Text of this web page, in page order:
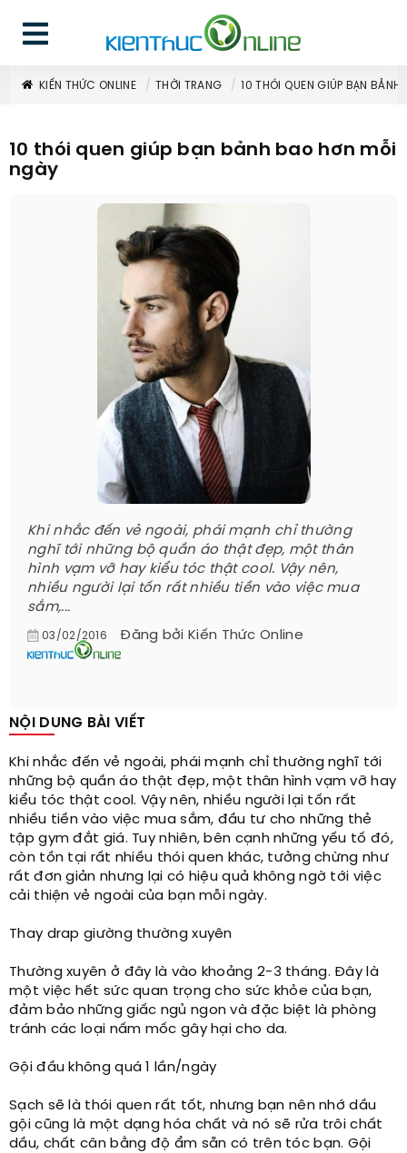
KIẾN THỨC ONLINE THỜI TRANG 10 THÓI QUEN GIÚP BẠN BẢNH
10 thói quen giúp bạn bảnh bao hơn mỗi
ngày
Khi nhắc đến vẻ ngoài, phái mạnh chỉ thường
nghĩ tới những bộ quần áo thật đẹp, một thân
hình vạm vỡ hay kiểu tóc thật cool. Vậy nên,
nhiều người lại tốn rất nhiều tiền vào việc mua
sắm,...
03/02/2016 Đăng bởi Kiến Thức Online
NỘI DUNG BÀI VIẾT
Khi nhắc đến vẻ ngoài, phái mạnh chỉ thường nghĩ tới
những bộ quần áo thật đẹp, một thân hình vạm vỡ hay
kiểu tóc thật cool. Vậy nên, nhiều người lại tốn rất
nhiều tiền vào việc mua sắm, đầu tư cho những thẻ
tập gym đắt giá. Tuy nhiên, bên cạnh những yếu tố đó,
còn tồn tại rất nhiều thói quen khác, tưởng chừng như
rất đơn giản nhưng lại có hiệu quả không ngờ tới việc
cải thiện vẻ ngoài của bạn mỗi ngày.
Thay drap giường thường xuyên
Thường xuyên ở đây là vào khoảng 2-3 tháng. Đây là
một việc hết sức quan trọng cho sức khỏe của bạn,
đảm bảo những giấc ngủ ngon và đặc biệt là phòng
tránh các loại nấm mốc gây hại cho da.
Gội đầu không quá 1 lần/ngày
Sạch sẽ là thói quen rất tốt, nhưng bạn nên nhớ dầu
gội cũng là một dạng hóa chất và nó sẽ rửa trôi chất
dầu, chất cân bằng độ ẩm sẵn có trên tóc bạn. Gội